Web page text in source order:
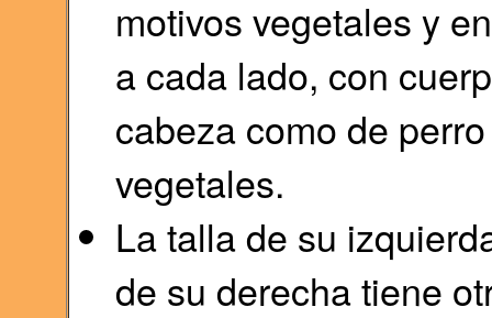
motivos vegetales y
a cada lado, con
cabeza como de
vegetales.
La talla de su
de su derecha tiene